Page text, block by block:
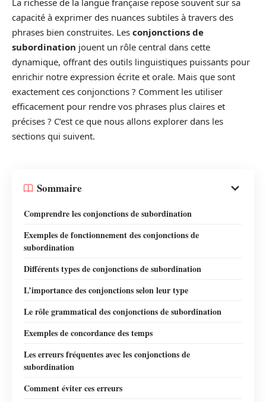
La richesse de la langue française repose souvent sur sa
capacité à exprimer des nuances subtiles à travers des
phrases bien construites. Les conjonctions de
subordination jouent un rôle central dans cette
dynamique, offrant des outils linguistiques puissants pour
enrichir notre expression écrite et orale. Mais que sont
exactement ces conjonctions ? Comment les utiliser
efficacement pour rendre vos phrases plus claires et
précises ? C’est ce que nous allons explorer dans les
sections qui suivent.
Sommaire
Comprendre les conjonctions de subordination
Exemples de fonctionnement des conjonctions de
subordination
Différents types de conjonctions de subordination
L’importance des conjonctions selon leur type
Le rôle grammatical des conjonctions de subordination
Exemples de concordance des temps
Les erreurs fréquentes avec les conjonctions de
subordination
Comment éviter ces erreurs